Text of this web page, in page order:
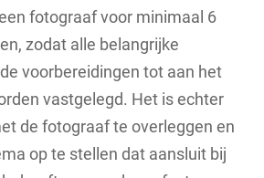
fotograaf voor minimaal 6
zodat alle belangrijke
voorbereidingen tot aan het
vastgelegd. Het is echter
de fotograaf te overleggen en
op te stellen dat aansluit bij